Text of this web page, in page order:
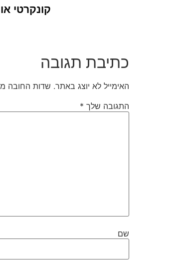
קונקרטי
כתיבת תגובה
האימייל לא יוצג באתר. שדות החובה
התגובה שלך *
שם